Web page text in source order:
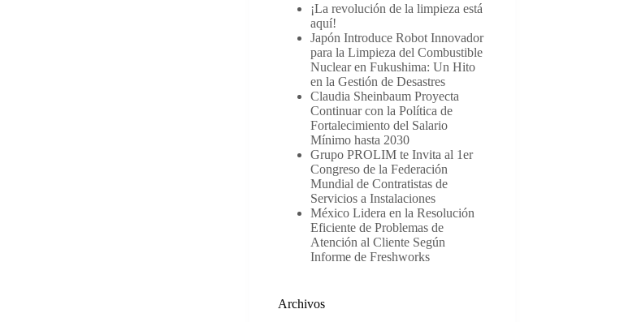
¡La revolución de la limpieza está
aquí!
Japón Introduce Robot Innovador
para la Limpieza del Combustible
Nuclear en Fukushima: Un Hito
en la Gestión de Desastres
Claudia Sheinbaum Proyecta
Continuar con la Política de
Fortalecimiento del Salario
Mínimo hasta 2030
Grupo PROLIM te Invita al 1er
Congreso de la Federación
Mundial de Contratistas de
Servicios a Instalaciones
México Lidera en la Resolución
Eficiente de Problemas de
Atención al Cliente Según
Informe de Freshworks
Archivos